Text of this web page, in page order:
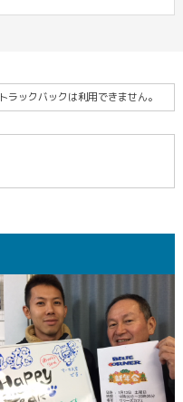
トラックバックは利用できません。